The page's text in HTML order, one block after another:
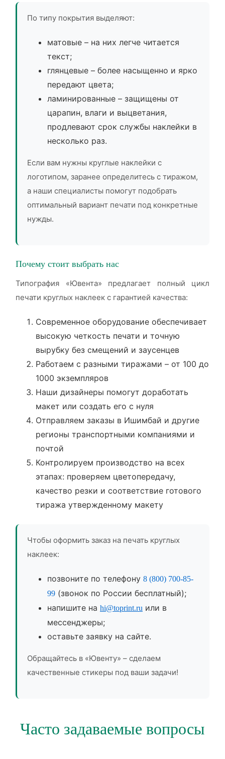
По типу покрытия выделяют:
матовые – на них легче читается
текст;
глянцевые – более насыщенно и ярко
передают цвета;
ламинированные – защищены от
царапин, влаги и выцветания,
продлевают срок службы наклейки в
несколько раз.
Если вам нужны круглые наклейки с
логотипом, заранее определитесь с тиражом,
а наши специалисты помогут подобрать
оптимальный вариант печати под конкретные
нужды.
Почему стоит выбрать нас
Типография «Ювента» предлагает полный цикл
печати круглых наклеек с гарантией качества:
Современное оборудование обеспечивает
высокую четкость печати и точную
вырубку без смещений и заусенцев
Работаем с разными тиражами – от 100 до
1000 экземпляров
Наши дизайнеры помогут доработать
макет или создать его с нуля
Отправляем заказы в Ишимбай и другие
регионы транспортными компаниями и
почтой
Контролируем производство на всех
этапах: проверяем цветопередачу,
качество резки и соответствие готового
тиража утвержденному макету
Чтобы оформить заказ на печать круглых
наклеек:
позвоните по телефону 8 (800) 700-85-
99 (звонок по России бесплатный);
напишите на hi@toprint.ru или в
мессенджеры;
оставьте заявку на сайте.
Обращайтесь в «Ювенту» – сделаем
качественные стикеры под ваши задачи!
Часто задаваемые вопросы